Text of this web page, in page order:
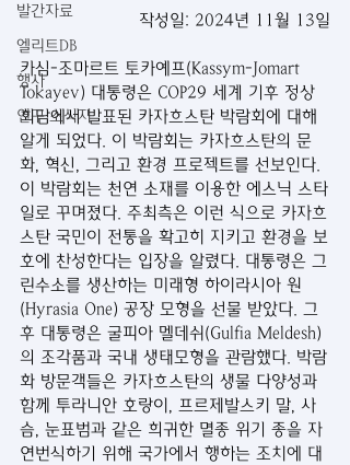
발간자료
엘리트DB
행사
연구 소식지
작성일: 2024년 11월 13일
카심-조마르트 토카예프(Kassym-Jomart
Tokayev) 대통령은 COP29 세계 기후 정상
회담에서 발표된 카자흐스탄 박람회에 대해
알게 되었다. 이 박람회는 카자흐스탄의 문
화, 혁신, 그리고 환경 프로젝트를 선보인다.
이 박람회는 천연 소재를 이용한 에스닉 스타
일로 꾸며졌다. 주최측은 이런 식으로 카자흐
스탄 국민이 전통을 확고히 지키고 환경을 보
호에 찬성한다는 입장을 알렸다. 대통령은 그
린수소를 생산하는 미래형 하이라시아 원
(Hyrasia One) 공장 모형을 선물 받았다. 그
후 대통령은 굴피아 멜데쉬(Gulfia Meldesh)
의 조각품과 국내 생태모형을 관람했다. 박람
화 방문객들은 카자흐스탄의 생물 다양성과
함께 투라니안 호랑이, 프르제발스키 말, 사
슴, 눈표범과 같은 희귀한 멸종 위기 종을 자
연번식하기 위해 국가에서 행하는 조치에 대